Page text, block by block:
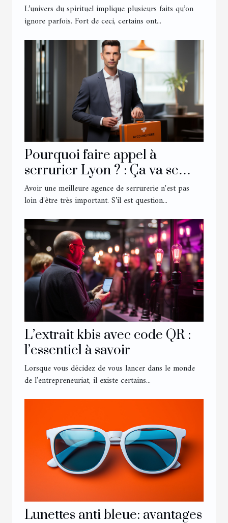
L’univers du spirituel implique plusieurs faits qu’on
ignore parfois. Fort de ceci, certains ont...
Pourquoi faire appel à
serrurier Lyon ? : Ça va se
savoir
Avoir une meilleure agence de serrurerie n'est pas
loin d'être très important. S’il est question...
L’extrait kbis avec code QR :
l’essentiel à savoir
Lorsque vous décidez de vous lancer dans le monde
de l’entrepreneuriat, il existe certains...
Lunettes anti bleue: avantages